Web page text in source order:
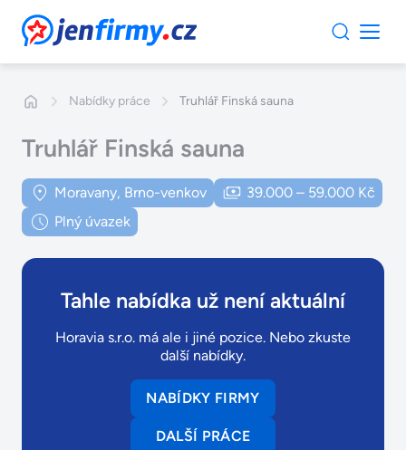
JenFirmy.cz
Nabídky práce Truhlář Finská sauna
Truhlář Finská sauna
Moravany, Brno-venkov
39.000 – 59.000 Kč
Plný úvazek
Tahle nabídka už není aktuální
Horavia s.r.o. má ale i jiné pozice. Nebo zkuste
další nabídky.
NABÍDKY FIRMY
DALŠÍ PRÁCE